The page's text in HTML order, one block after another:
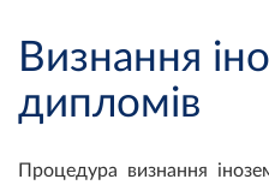
Визнання
дипломів
Процедура визнання